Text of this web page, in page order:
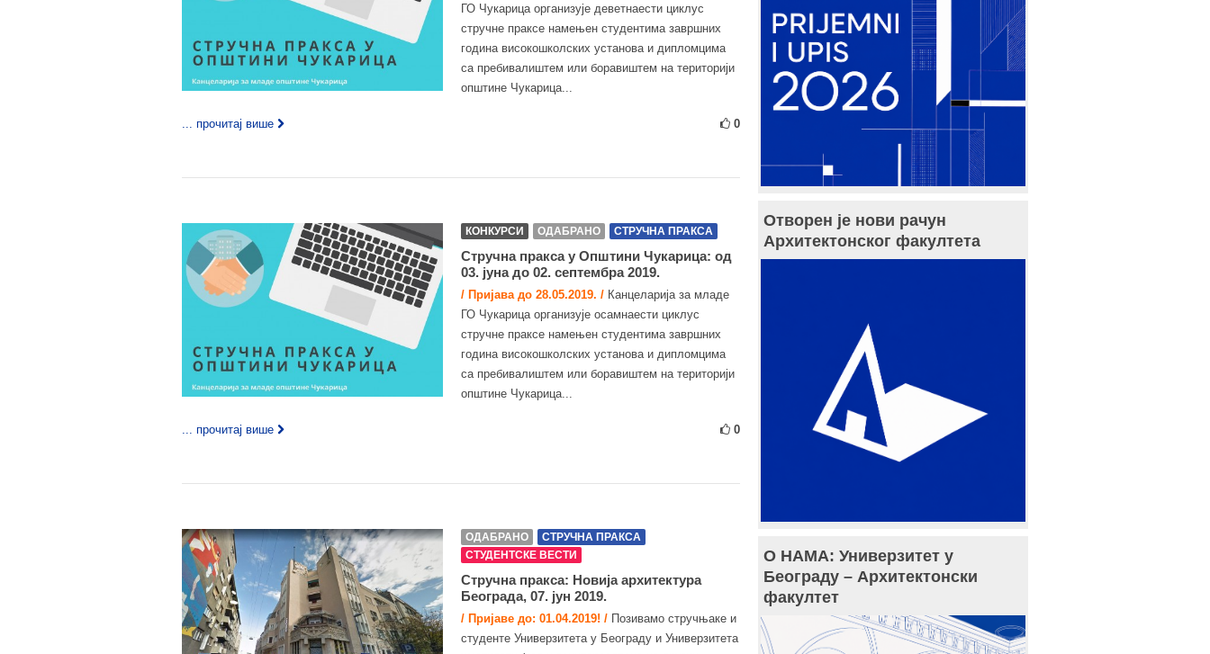
ГО Чукарица организује деветнаести циклус
стручне праксе намењен студентима завршних
година високошколских установа и дипломцима
са пребивалиштем или боравиштем на територији
општине Чукарица...
... прочитај више 0
КОНКУРСИ ОДАБРАНО СТРУЧНА ПРАКСА
Стручна пракса у Општини Чукарица: од
03. јуна до 02. септембра 2019.
/ Пријава до 28.05.2019. / Канцеларија за младе
ГО Чукарица организује осамнаести циклус
стручне праксе намењен студентима завршних
година високошколских установа и дипломцима
са пребивалиштем или боравиштем на територији
општине Чукарица...
... прочитај више 0
ОДАБРАНО
СТРУЧНА ПРАКСА
СТУДЕНТСКЕ ВЕСТИ
Стручна пракса: Новија архитектура
Београда, 07. јун 2019.
/ Пријаве до: 01.04.2019! / Позивамо стручњаке и
студенте Универзитета у Београду и Универзитета
Отворен је нови рачун
Архитектонског факултета
О НАМА: Универзитет у
Београду – Архитектонски
факултет